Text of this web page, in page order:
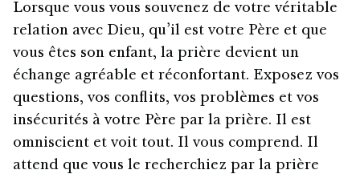
Lorsque vous vous souvenez de votre véritable
relation avec Dieu, qu’il est votre Père et que
vous êtes son enfant, la prière devient un
échange agréable et réconfortant. Exposez vos
questions, vos conflits, vos problèmes et vos
insécurités à votre Père par la prière. Il est
omniscient et voit tout. Il vous comprend. Il
attend que vous le recherchiez par la prière